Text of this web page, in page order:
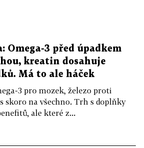
Omega-3 před úpadkem
kreatin dosahuje
Má to ale háček
3 pro mozek, železo proti
skoro na všechno. Trh s doplňky
ale které z...